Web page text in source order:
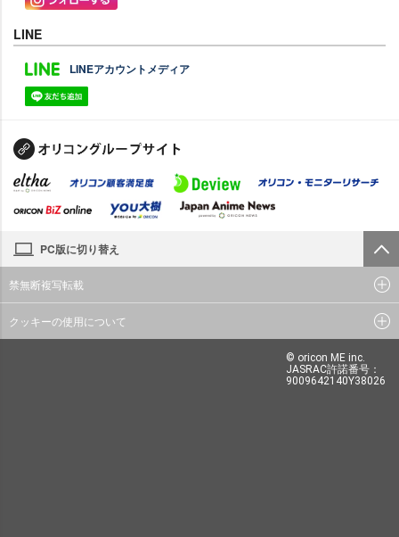
LINE
LINEアカウントメディア
PC版に切り替え
禁無断複写転載
クッキーの使用について
© oricon ME inc.
JASRAC許諾番号：
9009642140Y38026